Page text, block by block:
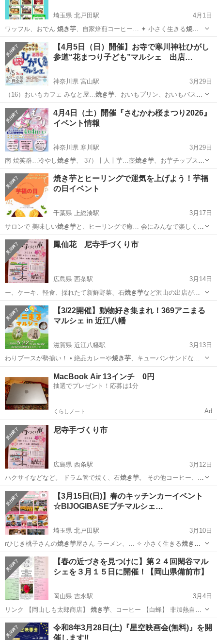
埼玉県 北戸田駅
4月1日
ワッフル、おでん 焼き芋 、自家焙煎コーヒー… ✦ 小さく生きる焼き
芋屋さん🍠
埼玉 戸田市 北戸田駅 地域/お祭り キッチンカー
【4月5日（日）開催】お寺で寒川神社ひがし
参道“花まつり子ども”マルシェ 出店…
神奈川県 宮山駅
3月29日
（16）おいもカフェ みなと屋…焼き芋、おいもプリン、おいもバスク
チーズケー…
神奈川 高座郡 宮山駅 地域/お祭り マルシェ
4月4日（土）開催『さむかわ桜まつり2026』
イベント情報
神奈川県 寒川駅
3月29日
南 焼笑群…冷やし焼き芋、 37）十人十芋…壺焼き芋、お芋チップス
… カフェ みなと屋…焼き芋、おいもプリン、お…
神奈川 高座郡 寒川駅 地域/お祭り 焼き芋
焼き芋とヒーリングで運気を上げよう！芋福
の日イベント
千葉県 上総湊駅
3月17日
サロンで 美味しい焼き芋と、ヒーリングで癒… 会にみんなで楽しく
き芋を焼いて、 その美… イベントです。焼き芋大好きな人、現実
を…
千葉 富津市 上総湊駅 その他 焼き芋
鳳仙花 尼寺手づくり市
広島県 西条駅
3月14日
ー、ケーキ、軽食、採れたて新鮮野菜、石焼き芋など沢山の出店があ
ります。 ワイワイ楽…
広島 東広島市 西条駅 フリーマーケット 手づくり市
【3/22開催】動物好き集まれ！369アニまる
マルシェ in 近江八幡
滋賀県 近江八幡駅
3月13日
わりブースが勢揃い！ • 絶品カレーや焼き芋、キューバンサンドなど
のキッチンカー。…
地域/お祭り
MacBook Air 13インチ 0円
抽選でプレゼント！応募は1分
くらしノート Ad
尼寺手づくり市
広島県 西条駅
3月12日
ハクサイなどなど。 ドラム管で焼く、石焼き芋。 その他コーヒー、軽
食、ケーキもあり…
広島 東広島市 西条駅 フリーマーケット 手づくり市
【3月15日(日)】春のキッチンカーイベント
☆BIJOGIBASEプチマルシェ…
埼玉県 北戸田駅
3月10日
rひじき桃子さんの焼き芋 屋さん ラーメン、… ✧ 小さく生きる焼き芋
屋さん🍠
埼玉 戸田市 北戸田駅 地域/お祭り キッチンカー
【春の近づきを見つけに】第２４回閑谷マル
シェを３月１５日に開催！【岡山県備前市】
岡山県 吉永駅
3月4日
リンク 【岡山しも太郎商店】 焼き芋 、コーヒー 【白蜂】 非加熱自…
岡山 備前市 吉永駅 地域/お祭り ハンドメイド
令和8年3月28日(土)『星空映画会(無料)』を開
催します‼